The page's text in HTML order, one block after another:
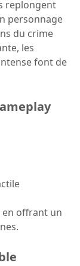
replongent
personnage
du crime
les
font de
en offrant un